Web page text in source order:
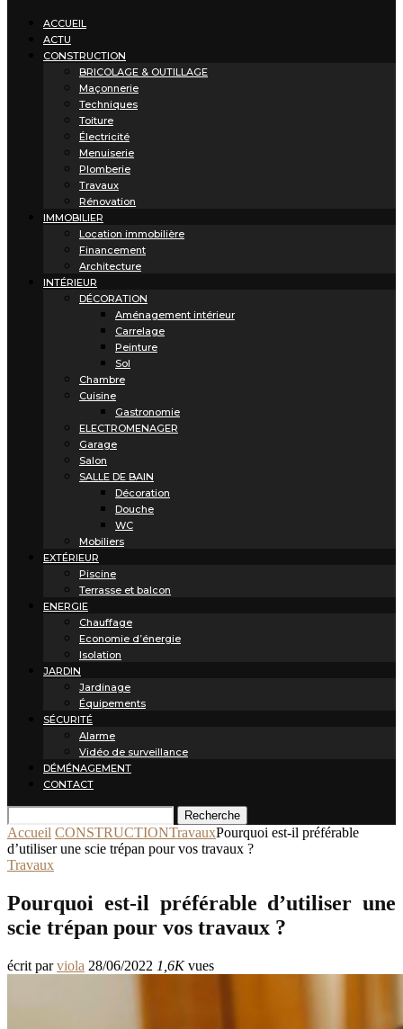
ACCUEIL
ACTU
CONSTRUCTION
BRICOLAGE & OUTILLAGE
Maçonnerie
Techniques
Toiture
Électricité
Menuiserie
Plomberie
Travaux
Rénovation
IMMOBILIER
Location immobilière
Financement
Architecture
INTÉRIEUR
DÉCORATION
Aménagement intérieur
Carrelage
Peinture
Sol
Chambre
Cuisine
Gastronomie
ELECTROMENAGER
Garage
Salon
SALLE DE BAIN
Décoration
Douche
WC
Mobiliers
EXTÉRIEUR
Piscine
Terrasse et balcon
ENERGIE
Chauffage
Economie d’énergie
Isolation
JARDIN
Jardinage
Équipements
SÉCURITÉ
Alarme
Vidéo de surveillance
DÉMÉNAGEMENT
CONTACT
Recherche
Accueil CONSTRUCTIONTravauxPourquoi est-il préférable
d’utiliser une scie trépan pour vos travaux ?
Travaux
Pourquoi est-il préférable d’utiliser une
scie trépan pour vos travaux ?
écrit parviola 28/06/2022 1,6Kvues